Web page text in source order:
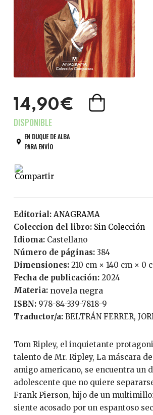
14,90€
EN DUQUE DE ALBA
PARA ENVÍO
Editorial:
ANAGRAMA
Coleccion del libro:
Sin Colección
Idioma:
Castellano
Número de páginas:
384
Dimensiones: 210 cm × 140 cm × 0
Fecha de publicación:
2024
Materia: novela negra
ISBN:
978-84-339-7818-9
Traductor/a:
BELTRÁN FERRER,
Tom Ripley, el inquietante protagonista de El
talento de Mr. Ripley, La máscara
amigo americano, se encuentra un
adolescente que no quiere
Frank Pierson, hijo de un
siente acosado por un espantoso